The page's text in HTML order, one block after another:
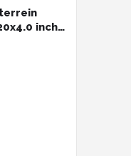
terrein
inch